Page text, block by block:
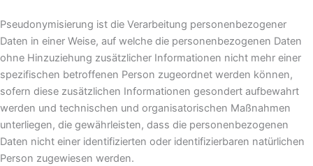
Pseudonymisierung ist die Verarbeitung personenbezogener
Daten in einer Weise, auf welche die personenbezogenen Daten
ohne Hinzuziehung zusätzlicher Informationen nicht mehr einer
spezifischen betroffenen Person zugeordnet werden können,
sofern diese zusätzlichen Informationen gesondert aufbewahrt
werden und technischen und organisatorischen Maßnahmen
unterliegen, die gewährleisten, dass die personenbezogenen
Daten nicht einer identifizierten oder identifizierbaren natürlichen
Person zugewiesen werden.